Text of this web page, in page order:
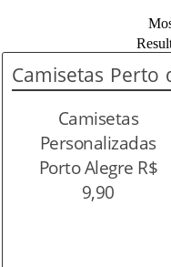
Camisetas Perto
Camisetas
Personalizadas
Porto Alegre R$
9,90